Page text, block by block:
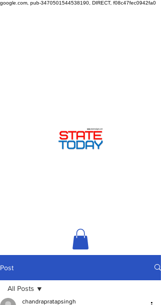
google.com, pub-3470501544538190, DIRECT, f08c47fec0942fa0
Post
All Posts
chandrapratapsingh